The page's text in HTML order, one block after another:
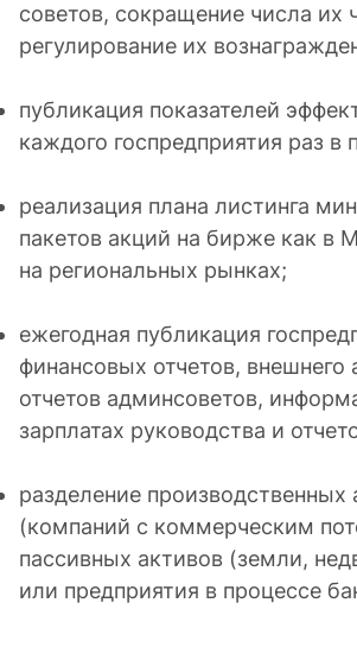
советов, сокращение числа их
регулирование их
публикация показателей
каждого госпредприятия раз в
реализация плана листинга
пакетов акций на бирже как в
на региональных рынках;
ежегодная публикация
финансовых отчетов, внешнего
отчетов админсоветов,
зарплатах руководства и
разделение производственных
(компаний с коммерческим
пассивных активов (земли,
или предприятия в процессе